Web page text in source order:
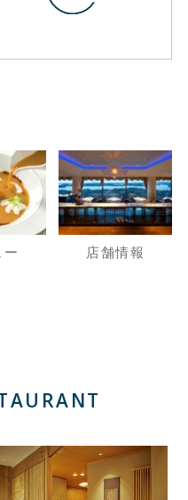
ー 店舗情報